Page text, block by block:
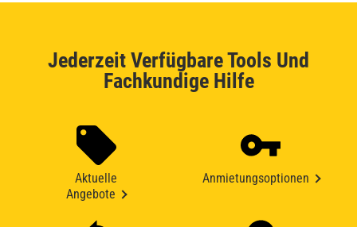
Jederzeit Verfügbare Tools Und
Fachkundige Hilfe
Aktuelle
Angebote
Anmietungsoptionen